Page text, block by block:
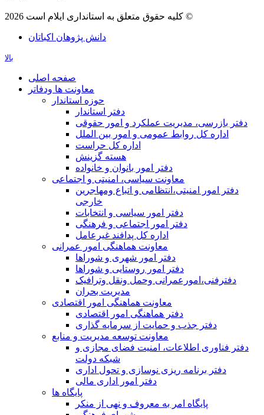
کلیه حقوق متعلق به استانداری ایلام است 2026 ©
دانش پژوهان اکباتان
بالا
صفحه اصلی
معاونت ها ودفاتر
حوزه استاندار
دفتر استاندار
دفتر بازرسی، مدیریت عملکرد و امور حقوقی
اداره کل روابط عمومی و امور بین الملل
اداره کل حراست
هسته گزینش
دفتر امور بانوان و خانواده
معاونت سیاسی، امنیتی و اجتماعی
دفتر امور امنيتی،انتظامی و اتباع ومهاجرین
خارجی
دفتر امور سیاسی و انتخابات
دفتر امور اجتماعی و فرهنگی
اداره کل پدافند غیرعامل
معاونت هماهنگی امور عمرانی
دفتر امور شهری و شوراها
دفتر امور روستایی و شوراها
دفترفنی،امورعمرانی وحمل ونقل وترافيک
مدیریت بحران
معاونت هماهنگی امور اقتصادی
دفتر هماهنگی امور اقتصادی
دفتر جذب و حمایت از سرمایه گذاری
معاونت توسعه مدیریت و منابع
دفتر فناوری اطلاعات، امنیت فضای مجازی و
شبکه دولت
دفتر برنامه ریزی نوسازی و تحول اداری
دفتر امور اداری مالی
پایگاه ها
پایگاه امر به معروف و نهی از منکر